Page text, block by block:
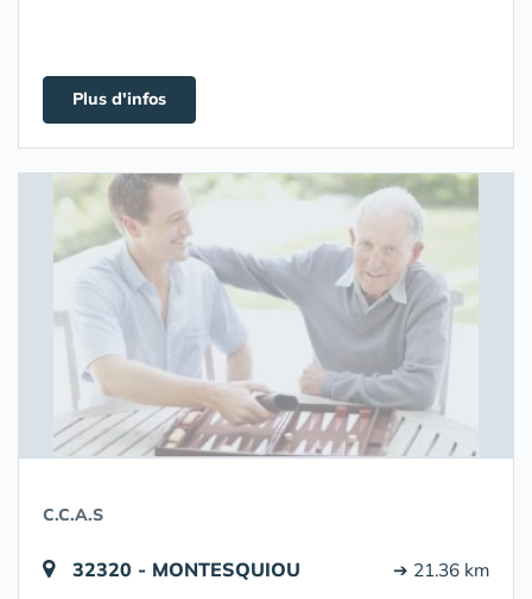
Plus d'infos
C.C.A.S
32320 - MONTESQUIOU ➔ 21.36 km